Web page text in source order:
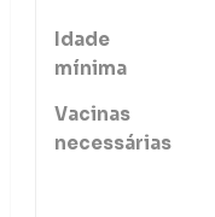
Idade
mínima
Vacinas
necessárias